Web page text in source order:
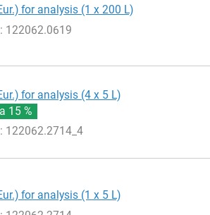
for analysis (1 x 200 L)
: 122062.0619
for analysis (4 x 5 L)
15 %
: 122062.2714_4
for analysis (1 x 5 L)